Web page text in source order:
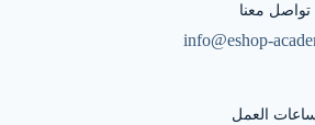
تواصل معنا
info@eshop-
العمل